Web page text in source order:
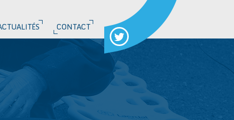
CONTACT